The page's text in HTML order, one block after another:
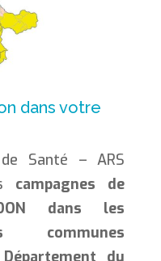
dans votre
de Santé – ARS
campagnes de
dans les
communes
du